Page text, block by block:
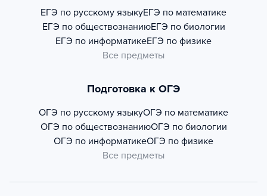
ЕГЭ по русскому языкуЕГЭ по математике
ЕГЭ по обществознаниюЕГЭ по биологии
ЕГЭ по информатикеЕГЭ по физике
Все предметы
Подготовка к ОГЭ
ОГЭ по русскому языкуОГЭ по математике
ОГЭ по обществознаниюОГЭ по биологии
ОГЭ по информатикеОГЭ по физике
Все предметы